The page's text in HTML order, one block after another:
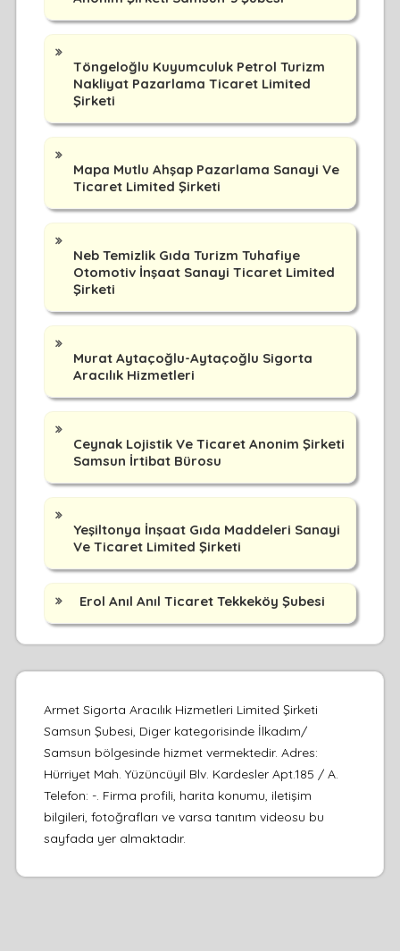
Töngeloğlu Kuyumculuk Petrol Turizm
Nakliyat Pazarlama Ticaret Limited
Şirketi
Mapa Mutlu Ahşap Pazarlama Sanayi Ve
Ticaret Limited Şirketi
Neb Temizlik Gıda Turizm Tuhafiye
Otomotiv İnşaat Sanayi Ticaret Limited
Şirketi
Murat Aytaçoğlu-Aytaçoğlu Sigorta
Aracılık Hizmetleri
Ceynak Lojistik Ve Ticaret Anonim Şirketi
Samsun İrtibat Bürosu
Yeşiltonya İnşaat Gıda Maddeleri Sanayi
Ve Ticaret Limited Şirketi
Erol Anıl Anıl Ticaret Tekkeköy Şubesi
Armet Sigorta Aracılık Hizmetleri Limited Şirketi
Samsun Şubesi, Diger kategorisinde İlkadım/
Samsun bölgesinde hizmet vermektedir. Adres:
Hürriyet Mah. Yüzüncüyil Blv. Kardesler Apt.185 / A.
Telefon: -. Firma profili, harita konumu, iletişim
bilgileri, fotoğrafları ve varsa tanıtım videosu bu
sayfada yer almaktadır.